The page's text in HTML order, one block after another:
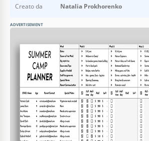
Creato da
Natalia Prokhorenko
ADVERTISEMENT